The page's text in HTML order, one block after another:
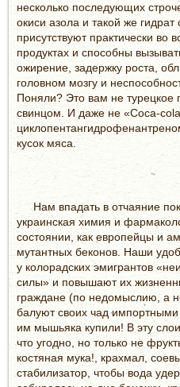
несколько последующих
окиси азола и такой же
присутствуют практически во
продуктах и способны
ожирение, задержку роста,
головном мозгу и
Поняли? Это вам не турецкое
свинцом. И даже не «Coca-
кусок мяса.
Нам впадать в отчаяние
украинская химия и
состоянии, как европейцы и
мутантных беконов. Наши
у колорадских эмигрантов
силы» и повышают их
граждане (по недомыслию, а
балуют своих чад импортными
им мышьяка купили! В эту
что угодно, но только не
костяная мука!, крахмал,
стабилизатор, чтобы вода